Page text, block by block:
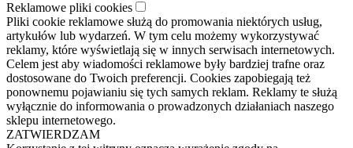
Reklamowe pliki cookies
Pliki cookie reklamowe służą do promowania niektórych usług,
artykułów lub wydarzeń. W tym celu możemy wykorzystywać
reklamy, które wyświetlają się w innych serwisach internetowych.
Celem jest aby wiadomości reklamowe były bardziej trafne oraz
dostosowane do Twoich preferencji. Cookies zapobiegają też
ponownemu pojawianiu się tych samych reklam. Reklamy te służą
wyłącznie do informowania o prowadzonych działaniach naszego
sklepu internetowego.
ZATWIERDZAM